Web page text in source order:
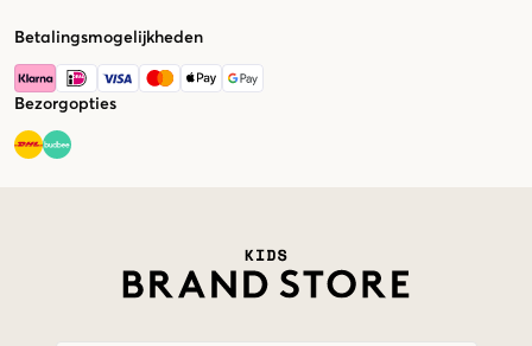
Betalingsmogelijkheden
Bezorgopties